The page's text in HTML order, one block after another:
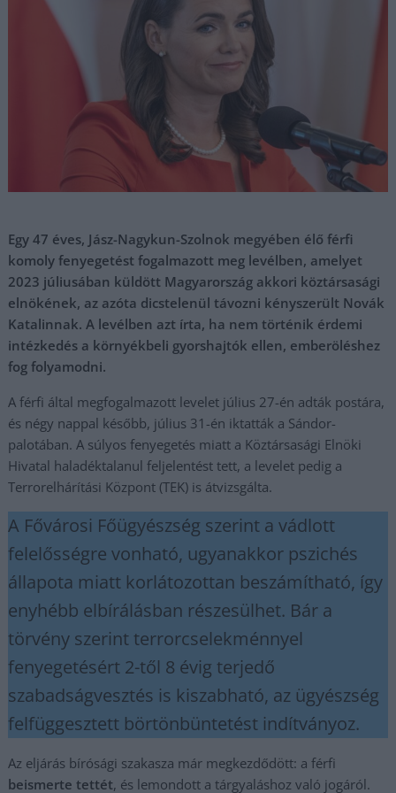
Egy 47 éves, Jász-Nagykun-Szolnok megyében élő férfi
komoly fenyegetést fogalmazott meg levélben, amelyet
2023 júliusában küldött Magyarország akkori köztársasági
elnökének, az azóta dicstelenül távozni kényszerült Novák
Katalinnak. A levélben azt írta, ha nem történik érdemi
intézkedés a környékbeli gyorshajtók ellen, emberöléshez
fog folyamodni.
A férfi által megfogalmazott levelet július 27-én adták postára,
és négy nappal később, július 31-én iktatták a Sándor-
palotában. A súlyos fenyegetés miatt a Köztársasági Elnöki
Hivatal haladéktalanul feljelentést tett, a levelet pedig a
Terrorelhárítási Központ (TEK) is átvizsgálta.
A Fővárosi Főügyészség szerint a vádlott
felelősségre vonható, ugyanakkor pszichés
állapota miatt korlátozottan beszámítható, így
enyhébb elbírálásban részesülhet. Bár a
törvény szerint terrorcselekménnyel
fenyegetésért 2-től 8 évig terjedő
szabadságvesztés is kiszabható, az ügyészség
felfüggesztett börtönbüntetést indítványoz.
Az eljárás bírósági szakasza már megkezdődött: a férfi
beismerte tettét, és lemondott a tárgyaláshoz való jogáról.